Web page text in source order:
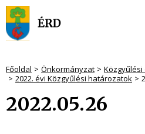
Főoldal Önkormányzat
2022. évi Közgyűlési határozatok
2022.05.26